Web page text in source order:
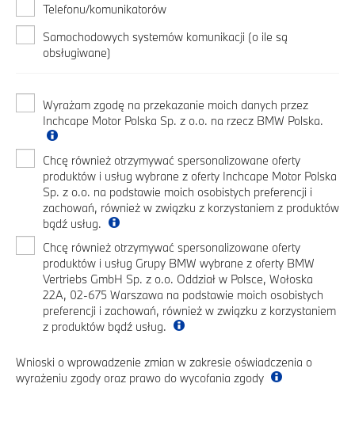
Telefonu/komunikatorów
Samochodowych systemów komunikacji (o ile są
obsługiwane)
Wyrażam zgodę na przekazanie moich danych przez
Inchcape Motor Polska Sp. z o.o. na rzecz BMW Polska.
Chcę również otrzymywać spersonalizowane oferty
produktów i usług wybrane z oferty Inchcape Motor Polska
Sp. z o.o. na podstawie moich osobistych preferencji i
zachowań, również w związku z korzystaniem z produktów
bądź usług.
Chcę również otrzymywać spersonalizowane oferty
produktów i usług Grupy BMW wybrane z oferty BMW
Vertriebs GmbH Sp. z o.o. Oddział w Polsce, Wołoska
22A, 02-675 Warszawa na podstawie moich osobistych
preferencji i zachowań, również w związku z korzystaniem
z produktów bądź usług.
Wnioski o wprowadzenie zmian w zakresie oświadczenia o
wyrażeniu zgody oraz prawo do wycofania zgody